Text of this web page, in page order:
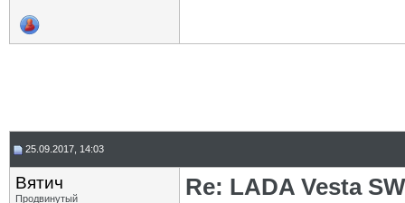
25.09.2017, 14:03
Вятич
Продвинутый
Re: LADA Vesta